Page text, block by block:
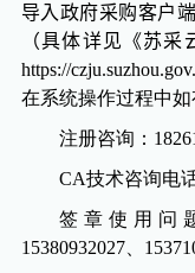
导入政府采购客户
（具体详见《苏
https://
在系统操作过程中
注册咨询：
CA技术咨询电
签章使用问
15380932027、